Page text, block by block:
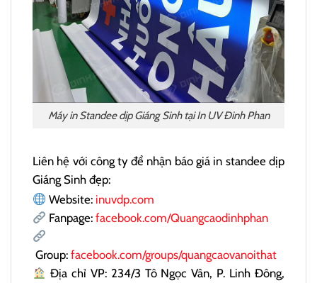
Máy in Standee dịp Giáng Sinh tại In UV Đinh Phan
Liên hệ với công ty để nhận báo giá in standee dịp
Giáng Sinh đẹp:
Website: inuvdp.com
Fanpage: facebook.com/Quangcaodinhphan
Group: facebook.com/groups/quangcaovanoithat
Địa chỉ VP: 234/3 Tô Ngọc Vân, P. Linh Đông,